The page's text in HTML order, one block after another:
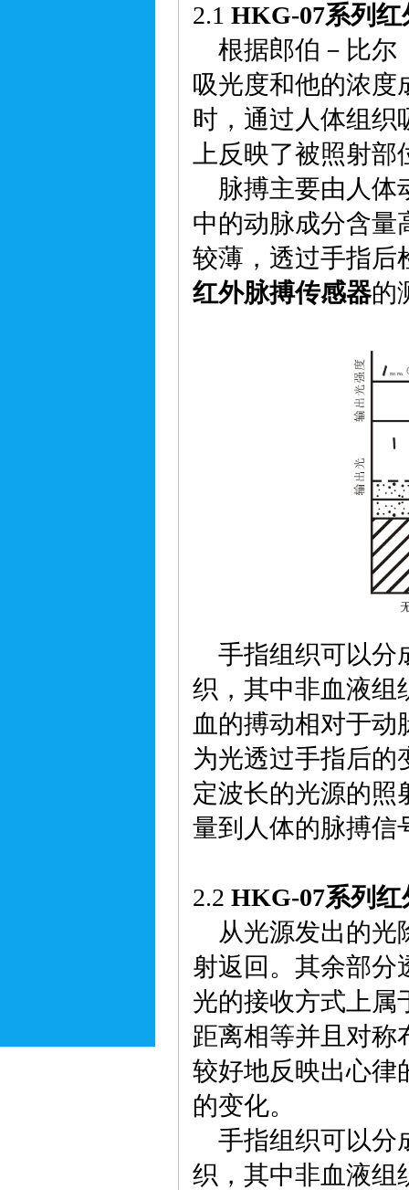
2.1 HKG-07系列
根据郎伯－比尔
吸光度和他的浓度
时，通过人体组织
上反映了被照射
脉搏主要由人体
中的动脉成分含量
较薄，透过手指后
红外脉搏传感器的
手指组织可以分
织，其中非血液组
血的搏动相对于
为光透过手指后的
定波长的光源的照
量到人体的脉搏信
2.2 HKG-07系列
从光源发出的光
射返回。其余部分
光的接收方式上属
距离相等并且对称
较好地反映出心律
的变化。
手指组织可以分
织，其中非血液组